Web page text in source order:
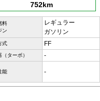
752km
料
ン
レギュラー
ガソリン
式 FF
（ターボ） -
能 -